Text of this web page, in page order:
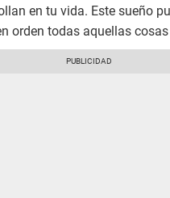
en tu vida. Este sueño
orden todas aquellas